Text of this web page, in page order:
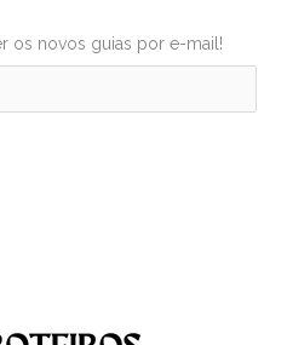
os novos guias por e-mail!